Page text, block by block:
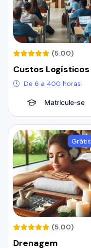
(5.00)
Custos Logísticos
De 6 a 400 horas
Matricule-se
Grátis
(5.00)
Drenagem